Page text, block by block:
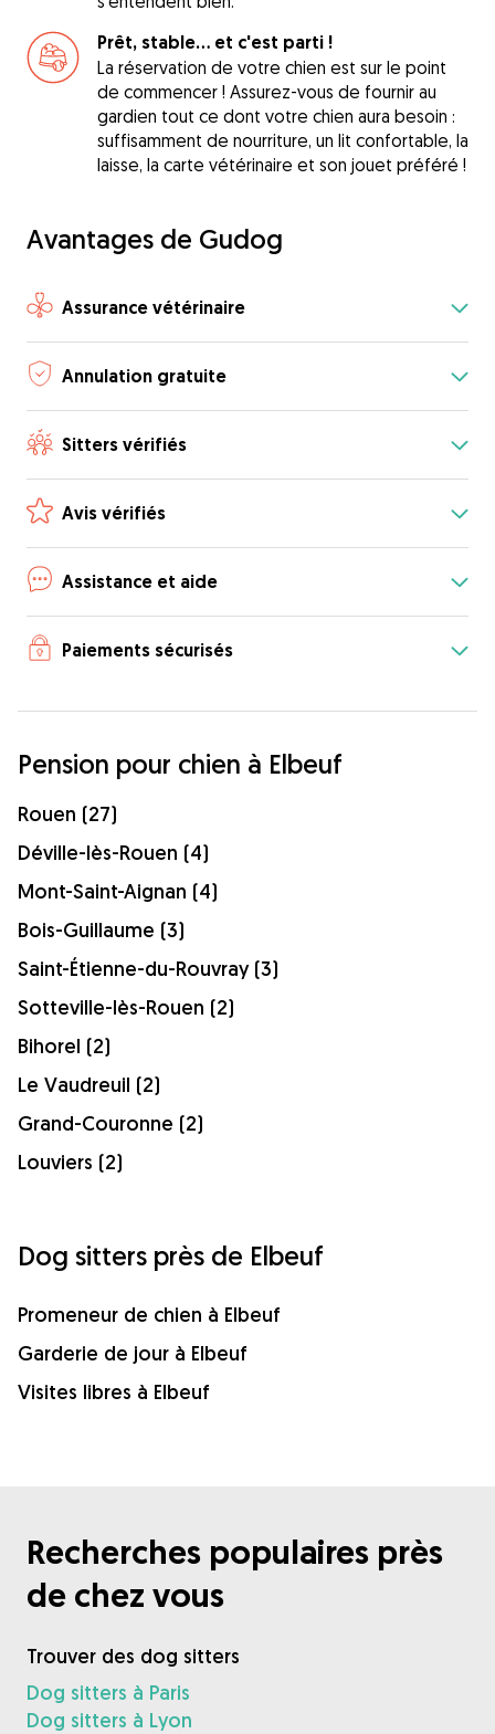
Prêt, stable... et c'est parti !
La réservation de votre chien est sur le point
de commencer ! Assurez-vous de fournir au
gardien tout ce dont votre chien aura besoin :
suffisamment de nourriture, un lit confortable, la
laisse, la carte vétérinaire et son jouet préféré !
Avantages de Gudog
Assurance vétérinaire
Annulation gratuite
Sitters vérifiés
Avis vérifiés
Assistance et aide
Paiements sécurisés
Pension pour chien à Elbeuf
Rouen (27)
Déville-lès-Rouen (4)
Mont-Saint-Aignan (4)
Bois-Guillaume (3)
Saint-Étienne-du-Rouvray (3)
Sotteville-lès-Rouen (2)
Bihorel (2)
Le Vaudreuil (2)
Grand-Couronne (2)
Louviers (2)
Dog sitters près de Elbeuf
Promeneur de chien à Elbeuf
Garderie de jour à Elbeuf
Visites libres à Elbeuf
Recherches populaires près
de chez vous
Trouver des dog sitters
Dog sitters à Paris
Dog sitters à Lyon